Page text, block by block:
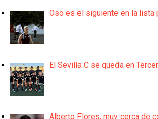
Oso es el siguiente en la lista
El Sevilla C se queda en
Alberto Flores, muy cerca de